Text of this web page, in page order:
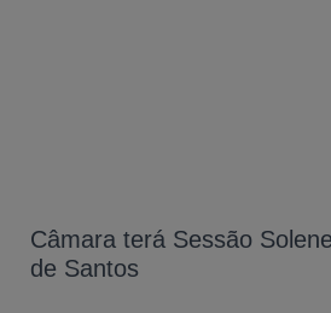
Câmara terá Sessão
de Santos